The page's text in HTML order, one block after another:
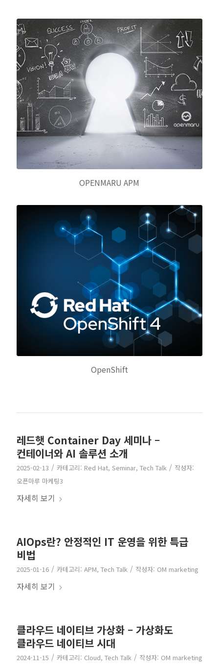
OPENMARU APM
OpenShift
레드햇 Container Day 세미나 –
컨테이너와 AI 솔루션 소개
2025-02-13 / 카테고리: Red Hat, Seminar, Tech Talk / 작성자:
오픈마루 마케팅3
자세히 보기
AIOps란? 안정적인 IT 운영을 위한 특급
비법
2025-01-16 / 카테고리: APM, Tech Talk / 작성자: OM marketing
자세히 보기
클라우드 네이티브 가상화 – 가상화도
클라우드 네이티브 시대
2024-11-15 / 카테고리: Cloud, Tech Talk / 작성자: OM marketing